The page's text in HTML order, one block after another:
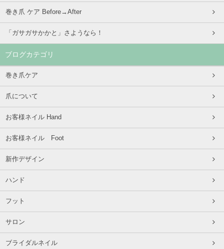
巻き爪 ケア Before→After
「ガサガサかかと」さようなら！
ブログカテゴリ
巻き爪ケア
爪について
お客様ネイル Hand
お客様ネイル Foot
新作デザイン
ハンド
フット
サロン
ブライダルネイル